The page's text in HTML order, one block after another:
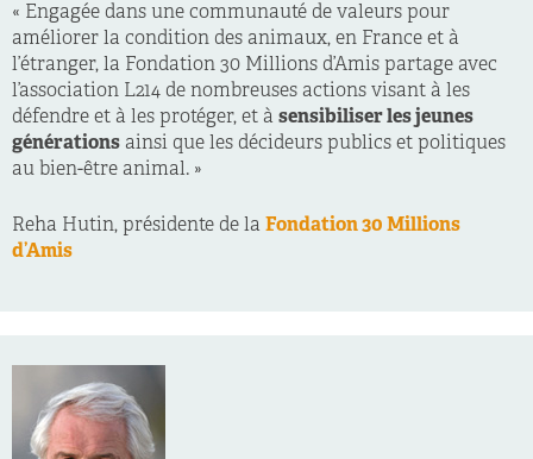
« Engagée dans une communauté de valeurs pour
améliorer la condition des animaux, en France et à
l’étranger, la Fondation 30 Millions d’Amis partage avec
l’association L214 de nombreuses actions visant à les
défendre et à les protéger, et à sensibiliser les jeunes
générations ainsi que les décideurs publics et politiques
au bien-être animal. »
Reha Hutin, présidente de la Fondation 30 Millions
d’Amis